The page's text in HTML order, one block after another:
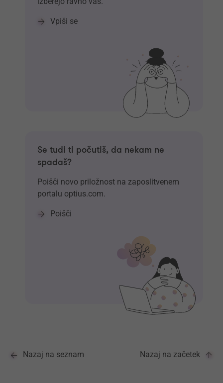
Vpiši se
Se tudi ti počutiš, da nekam ne
spadaš?
Poišči novo priložnost na zaposlitvenem
portalu optius.com.
Poišči
Nazaj na seznam Nazaj na začetek